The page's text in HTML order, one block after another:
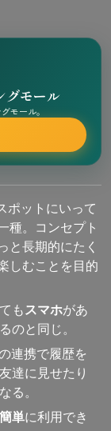
グモール
モール。
ポットにいって
種。コンセプト
と長期的にたく
しむことを目的
もスマホがあ
のと同じ。
連携で履歴を
達に見せたり
る。
簡単に利用でき